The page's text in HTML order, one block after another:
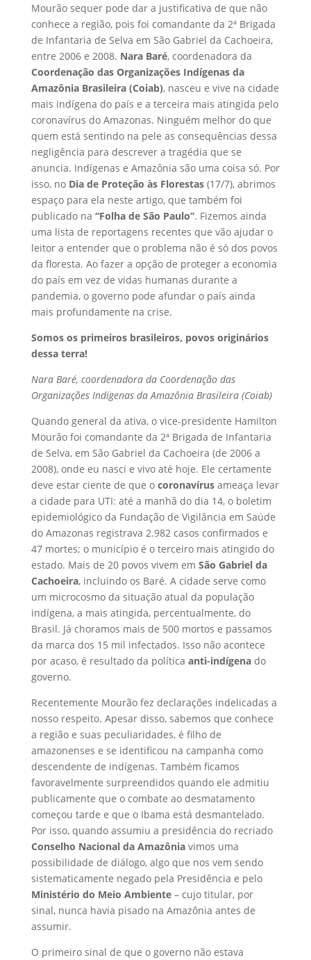
Mourão sequer pode dar a justificativa de que não
conhece a região, pois foi comandante da 2ª Brigada
de Infantaria de Selva em São Gabriel da Cachoeira,
entre 2006 e 2008. Nara Baré, coordenadora da
Coordenação das Organizações Indígenas da
Amazônia Brasileira (Coiab), nasceu e vive na cidade
mais indígena do país e a terceira mais atingida pelo
coronavírus do Amazonas. Ninguém melhor do que
quem está sentindo na pele as consequências dessa
negligência para descrever a tragédia que se
anuncia. Indígenas e Amazônia são uma coisa só. Por
isso, no Dia de Proteção às Florestas(17/7), abrimos
espaço para ela neste artigo, que também foi
publicado na “Folha de São Paulo”. Fizemos ainda
uma lista de reportagens recentes que vão ajudar o
leitor a entender que o problema não é só dos povos
da floresta. Ao fazer a opção de proteger a economia
do país em vez de vidas humanas durante a
pandemia, o governo pode afundar o país ainda
mais profundamente na crise.
Somos os primeiros brasileiros, povos originários
dessa terra!
Nara Baré, coordenadora da Coordenação das
Organizações Indígenas da Amazônia Brasileira (Coiab)
Quando general da ativa, o vice-presidente Hamilton
Mourão foi comandante da 2ª Brigada de Infantaria
de Selva, em São Gabriel da Cachoeira (de 2006 a
2008), onde eu nasci e vivo até hoje. Ele certamente
deve estar ciente de que o coronavírusameaça levar
a cidade para UTI: até a manhã do dia 14, o boletim
epidemiológico da Fundação de Vigilância em Saúde
do Amazonas registrava 2.982 casos confirmados e
47 mortes; o município é o terceiro mais atingido do
estado. Mais de 20 povos vivem em São Gabriel da
Cachoeira, incluindo os Baré. A cidade serve como
um microcosmo da situação atual da população
indígena, a mais atingida, percentualmente, do
Brasil. Já choramos mais de 500 mortos e passamos
da marca dos 15 mil infectados. Isso não acontece
por acaso, é resultado da política anti-indígenado
governo.
Recentemente Mourão fez declarações indelicadas a
nosso respeito. Apesar disso, sabemos que conhece
a região e suas peculiaridades, é filho de
amazonenses e se identificou na campanha como
descendente de indígenas. Também ficamos
favoravelmente surpreendidos quando ele admitiu
publicamente que o combate ao desmatamento
começou tarde e que o Ibama está desmantelado.
Por isso, quando assumiu a presidência do recriado
Conselho Nacional da Amazôniavimos uma
possibilidade de diálogo, algo que nos vem sendo
sistematicamente negado pela Presidência e pelo
Ministério do Meio Ambiente– cujo titular, por
sinal, nunca havia pisado na Amazônia antes de
assumir.
O primeiro sinal de que o governo não estava